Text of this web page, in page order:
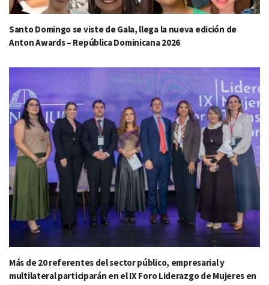
Santo Domingo se viste de Gala, llega la nueva edición de
Anton Awards – República Dominicana 2026
Más de 20 referentes del sector público, empresarial y
multilateral participarán en el IX Foro Liderazgo de Mujeres en